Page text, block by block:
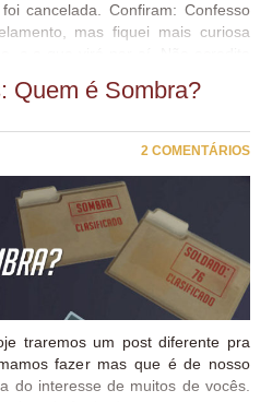
cancelada. Confiram: Confesso
mas fiquei mais curiosa
empresa – e também acredito
da história-base do jogo tão
– Crônica ta aí pra mostrar o
de história mal pensada, não
Quem é Sombra?
2 COMENTÁRIOS
traremos um post diferente pra
fazer mas que é de nosso
do interesse de muitos de vocês.